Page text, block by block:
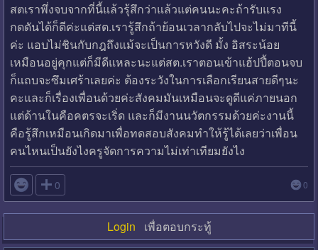
สตเราพึ่งจบจากที่นี้แล้วรุ้สึกว่าแล้วแต่คนนะคะถ้ารับแรง
กดดันได้ก็ดีค่ะแต่สต.เรารู้สึกถ้าย้อนเวลากลับไปจะไม่มาทีนี้
ค่ะ แอบไม่ชินกับกฎถึงแม้จะเป็นการหวังดี มั้ง อิสระน้อย
เหมือนอยู่คุกแต่ก็มีดีแหละนะแต่สต.เราตอนเข้าแฮ้ปปี้ตอนจบ
ก็แถบจะซึมเศร้าเลยค่ะ ต้องระวังในการเลือกเรียนสายดีๆนะ
คะและก็เรื่องเพื่อนด้วยค่ะสังคมมันเหมือนจะดูดีแค่ภายนอก
แต่ด้านในคือคตรจะเริ่ด และก็มีงานนวัตกรรมด้วยค่ะงานนี้
คือรู้สึกเหมือนเกิดมาเพื่อทดสอบสังคมทำให้รู้ได้เลยว่าเพื่อน
คนไหนเป็นยังไงครูจัดการความไม่เท่าเทียมยังไง
 0 0
Login เพื่อตอบกระทู้